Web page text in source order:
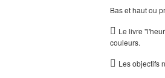
Bas et haut ou
 Le livre
couleurs.
 Les objectifs